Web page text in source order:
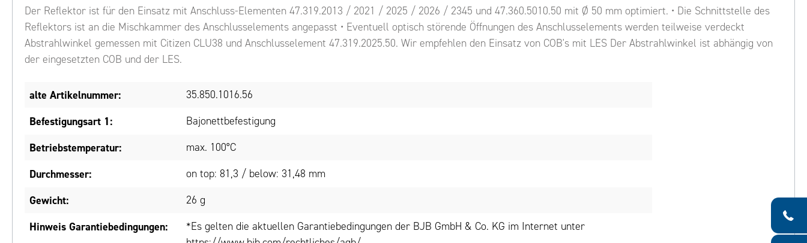
Der Reflektor ist für den Einsatz mit Anschluss-Elementen 47.319.2013 / 2021 / 2025 / 2026 / 2345 und 47.360.5010.50 mit Ø 50 mm optimiert. • Die Schnittstelle des
Reflektors ist an die Mischkammer des Anschlusselements angepasst • Eventuell optisch störende Öffnungen des Anschlusselements werden teilweise verdeckt
Abstrahlwinkel gemessen mit Citizen CLU38 und Anschlusselement 47.319.2025.50. Wir empfehlen den Einsatz von COB's mit LES Der Abstrahlwinkel ist abhängig von
der eingesetzten COB und der LES.
alte Artikelnummer: 35.850.1016.56
Befestigungsart 1: Bajonettbefestigung
Betriebstemperatur: max. 100°C
Durchmesser: on top: 81,3 / below: 31,48 mm
Gewicht: 26 g
Hinweis Garantiebedingungen:
*Es gelten die aktuellen Garantiebedingungen der BJB GmbH & Co. KG im Internet unter